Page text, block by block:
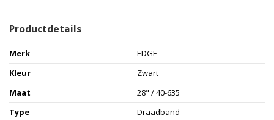
Productdetails
Merk
EDGE
Kleur
Zwart
Maat
28" / 40-635
Type
Draadband